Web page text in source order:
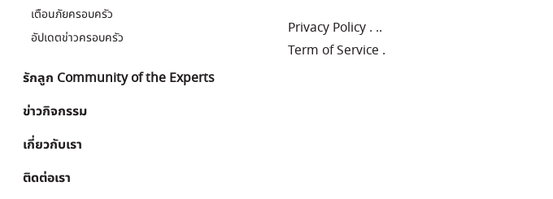
เตือนภัยครอบครัว
อัปเดตข่าวครอบครัว
รักลูก Community of the Experts
ข่าวกิจกรรม
เกี่ยวกับเรา
ติดต่อเรา
Privacy Policy . ..
Term of Service .